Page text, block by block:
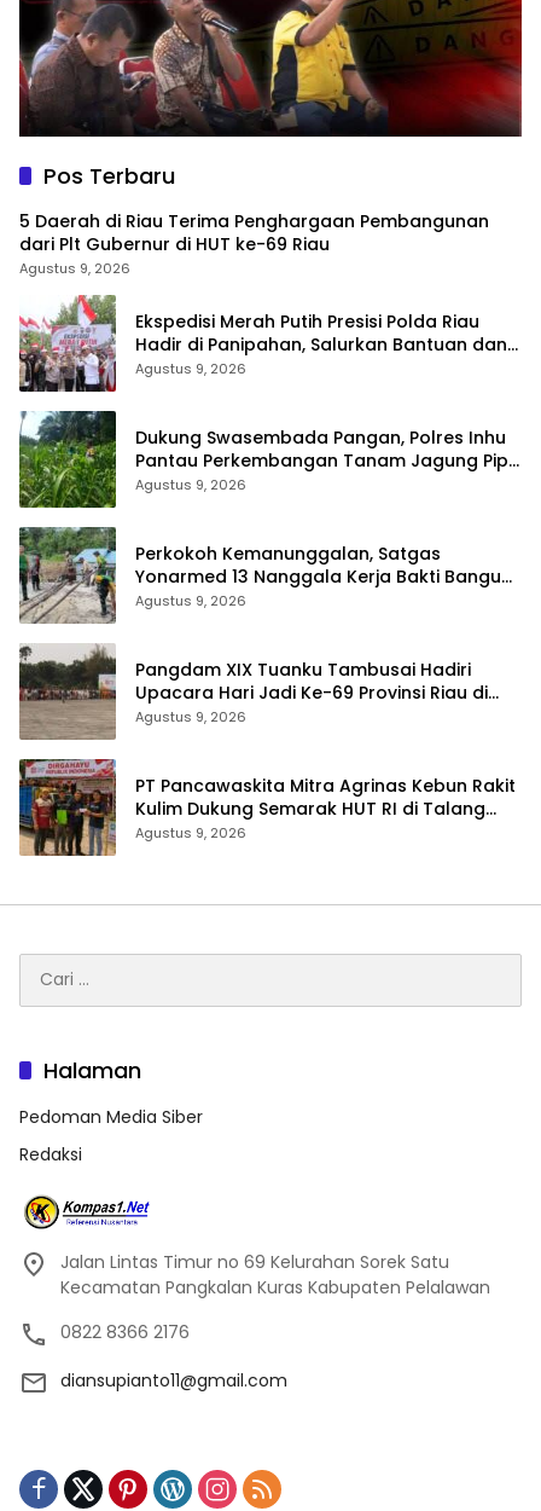
Pos Terbaru
5 Daerah di Riau Terima Penghargaan Pembangunan
dari Plt Gubernur di HUT ke-69 Riau
Agustus 9, 2026
Ekspedisi Merah Putih Presisi Polda Riau
Hadir di Panipahan, Salurkan Bantuan dan
Layanan Kesehatan
Agustus 9, 2026
Dukung Swasembada Pangan, Polres Inhu
Pantau Perkembangan Tanam Jagung Pipil
Agustus 9, 2026
Perkokoh Kemanunggalan, Satgas
Yonarmed 13 Nanggala Kerja Bakti Bangun
Masjid Al-Hikmah di Kapuas Hulu
Agustus 9, 2026
Pangdam XIX Tuanku Tambusai Hadiri
Upacara Hari Jadi Ke-69 Provinsi Riau di
Pekanbaru
Agustus 9, 2026
‎PT Pancawaskita Mitra Agrinas Kebun Rakit
Kulim Dukung Semarak HUT RI di Talang
Perigi
Agustus 9, 2026
untuk:
Halaman
Pedoman Media Siber
Redaksi
Jalan Lintas Timur no 69 Kelurahan Sorek Satu
Kecamatan Pangkalan Kuras Kabupaten Pelalawan
0822 8366 2176
diansupianto11@gmail.com